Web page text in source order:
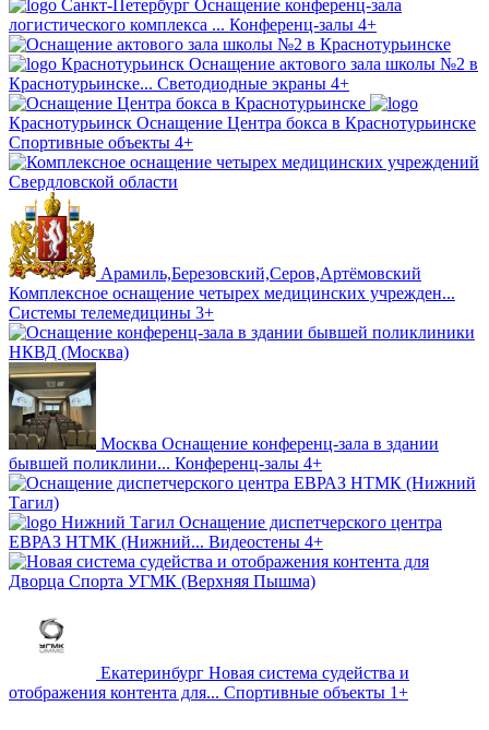
Санкт-Петербург Оснащение конференц-зала
логистического комплекса ... Конференц-залы 4+
Краснотурьинск Оснащение актового зала школы №2 в
Краснотурьинске... Светодиодные экраны 4+
Краснотурьинск Оснащение Центра бокса в Краснотурьинске
Спортивные объекты 4+
Арамиль,Березовский,Серов,Артёмовский
Комплексное оснащение четырех медицинских учрежден...
Системы телемедицины 3+
Москва Оснащение конференц-зала в здании
бывшей поликлини... Конференц-залы 4+
Нижний Тагил Оснащение диспетчерского центра
ЕВРАЗ НТМК (Нижний... Видеостены 4+
Екатеринбург Новая система судейства и
отображения контента для... Спортивные объекты 1+